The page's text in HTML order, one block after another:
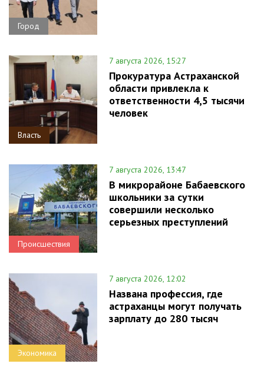
Город
Власть
7 августа 2026, 15:27
Прокуратура Астраханской
области привлекла к
ответственности 4,5 тысячи
человек
Происшествия
7 августа 2026, 13:47
В микрорайоне Бабаевского
школьники за сутки
совершили несколько
серьезных преступлений
Экономика
7 августа 2026, 12:02
Названа профессия, где
астраханцы могут получать
зарплату до 280 тысяч